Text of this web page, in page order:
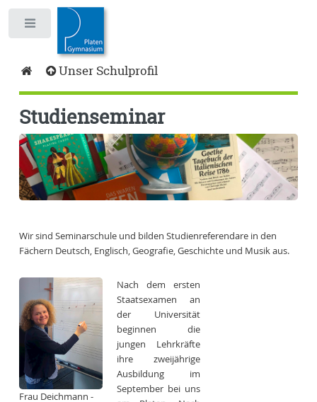
Unser Schulprofil
Studienseminar
Wir sind Seminarschule und bilden Studienreferendare in den
Fächern Deutsch, Englisch, Geografie, Geschichte und Musik aus.
Frau Deichmann -
Nach dem ersten
Staatsexamen an
der Universität
beginnen die
jungen Lehrkräfte
ihre zweijährige
Ausbildung im
September bei uns
Toggle